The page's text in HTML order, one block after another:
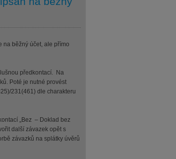
na běžný účet, ale přímo
předkontací. Na
Poté je nutné provést
231(461) dle charakteru
„Bez – Doklad bez
další závazek opět s
závazků na splátky úvěrů